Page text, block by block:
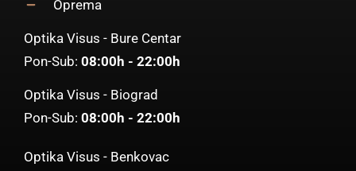
Oprema
Optika Visus - Bure Centar
Pon-Sub: 08:00h - 22:00h
Optika Visus - Biograd
Pon-Sub: 08:00h - 22:00h
Optika Visus - Benkovac